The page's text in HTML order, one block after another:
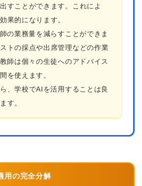
すことができます。これによ
果的になります。
の業務量を減らすことができま
トの採点や出席管理などの作業
師は個々の生徒へのアドバイス
を使えます。
、学校でAIを活用することは良
す。
用の完全分解